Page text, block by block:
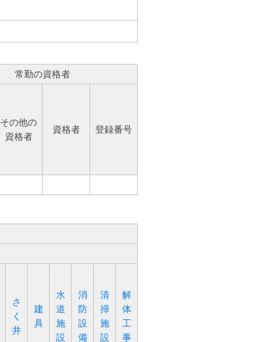
常勤の資格者
その他の
資格者
資格者 登録番号
さ
く
井
建
具
水
道
施
設
消
防
設
備
清
掃
施
設
解
体
工
事